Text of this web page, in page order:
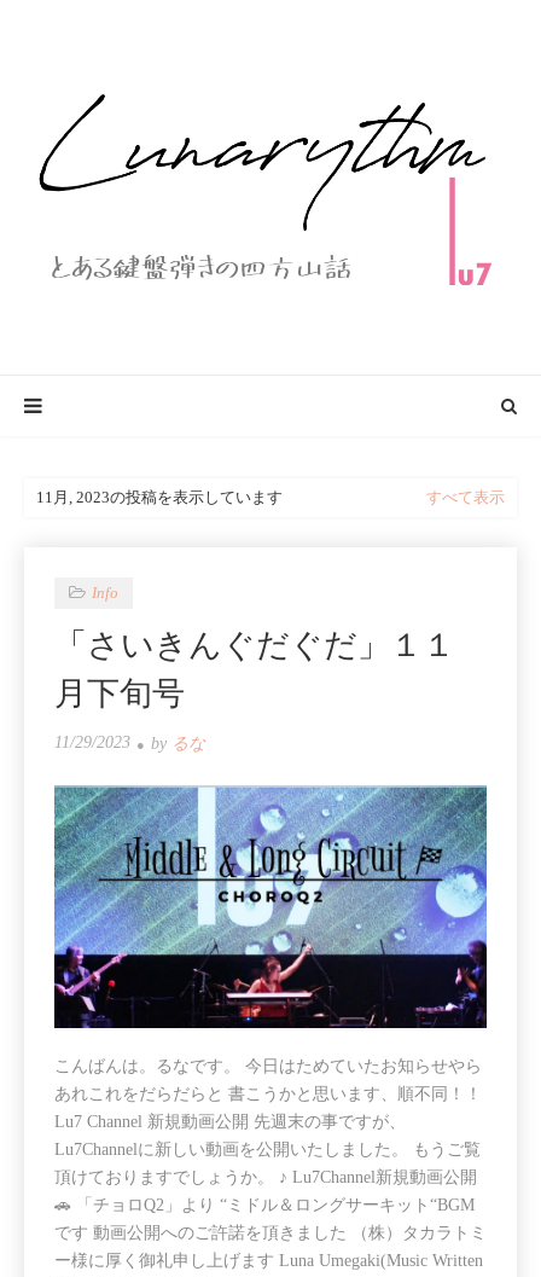
11月, 2023の投稿を表示しています すべて表示
Info
「さいきんぐだぐだ」１１
月下旬号
11/29/2023 by るな
こんばんは。るなです。 今日はためていたお知らせやら
あれこれをだらだらと 書こうかと思います、順不同！！
Lu7 Channel 新規動画公開 先週末の事ですが、
Lu7Channelに新しい動画を公開いたしました。 もうご覧
頂けておりますでしょうか。 ♪ Lu7Channel新規動画公開
🚗 「チョロQ2」より “ミドル＆ロングサーキット“BGM
です 動画公開へのご許諾を頂きました （株）タカラトミ
ー様に厚く御礼申し上げます Luna Umegaki(Music Written